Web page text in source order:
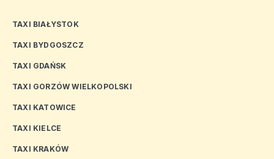
TAXI BIAŁYSTOK
TAXI BYDGOSZCZ
TAXI GDAŃSK
TAXI GORZÓW WIELKOPOLSKI
TAXI KATOWICE
TAXI KIELCE
TAXI KRAKÓW